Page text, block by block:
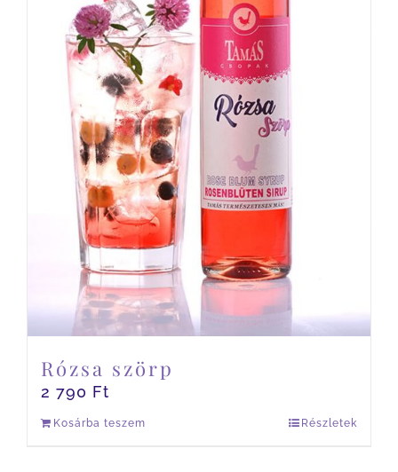
Rózsa szörp
2 790 Ft
Kosárba teszem Részletek